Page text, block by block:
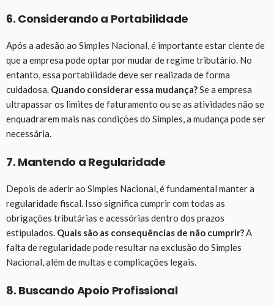
6. Considerando a Portabilidade
Após a adesão ao Simples Nacional, é importante estar ciente de
que a empresa pode optar por mudar de regime tributário. No
entanto, essa portabilidade deve ser realizada de forma
cuidadosa. Quando considerar essa mudança?Se a empresa
ultrapassar os limites de faturamento ou se as atividades não se
enquadrarem mais nas condições do Simples, a mudança pode ser
necessária.
7. Mantendo a Regularidade
Depois de aderir ao Simples Nacional, é fundamental manter a
regularidade fiscal. Isso significa cumprir com todas as
obrigações tributárias e acessórias dentro dos prazos
estipulados. Quais são as consequências de não cumprir?A
falta de regularidade pode resultar na exclusão do Simples
Nacional, além de multas e complicações legais.
8. Buscando Apoio Profissional